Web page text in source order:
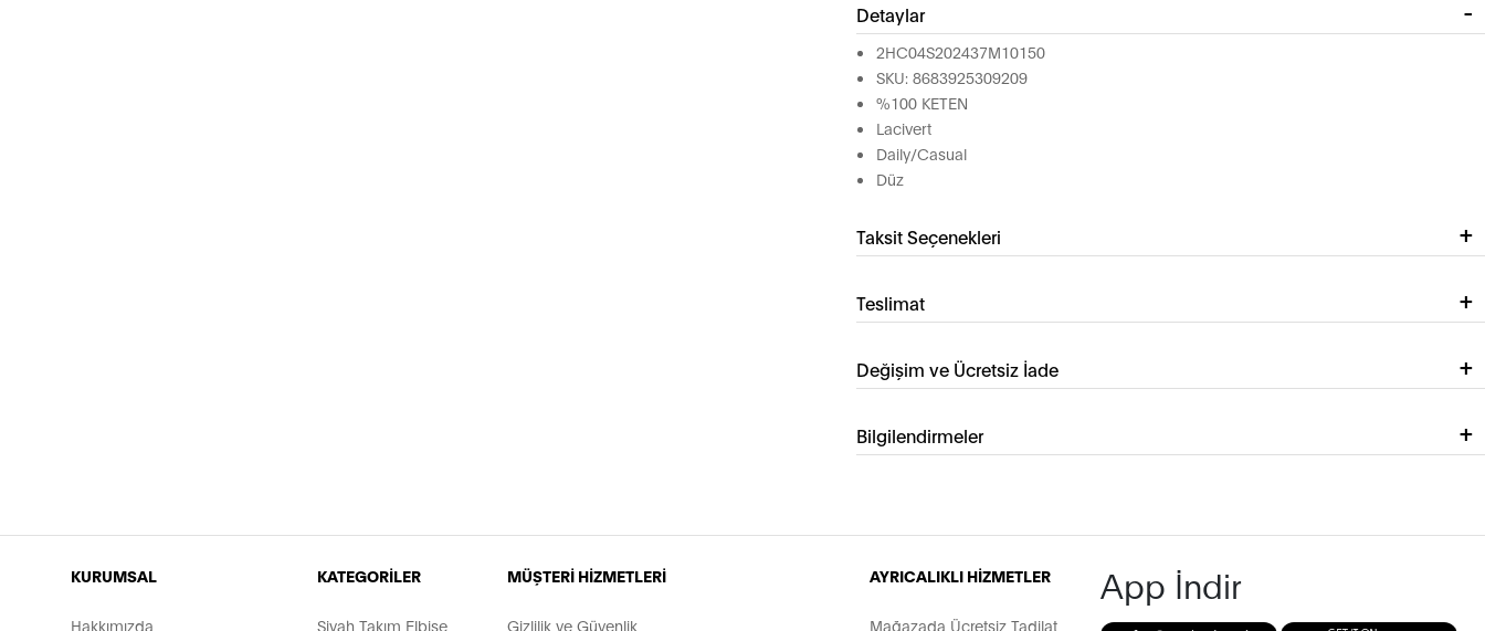
Detaylar
2HC04S202437M10150
SKU: 8683925309209
%100 KETEN
Lacivert
Daily/Casual
Düz
Taksit Seçenekleri
Teslimat
Değişim ve Ücretsiz İade
Bilgilendirmeler
KURUMSAL
Hakkımızda
KATEGORİLER
Siyah Takım Elbise
MÜŞTERİ HİZMETLERİ
Gizlilik ve Güvenlik
AYRICALIKLI HİZMETLER
Mağazada Ücretsiz Tadilat
App İndir